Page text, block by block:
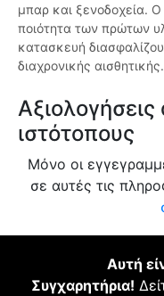
μπαρ και ξενοδοχεία.
ποιότητα των πρώτων
κατασκευή
διαχρονικής αισθητικής.
ιστότοπους
Μόνο οι
σε αυτές τις
Αυτή
Συγχαρητήρια!